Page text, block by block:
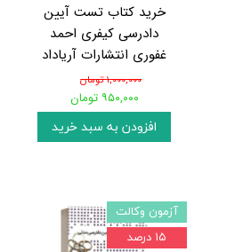
خرید کتاب تست آیین
دادرسی کیفری احمد
غفوری انتشارات آریاداد
۱,۰۰۰,۰۰۰ تومان
۹۵۰,۰۰۰ تومان
افزودن به سبد خرید
آزمون وکالت
۱۵ درصد